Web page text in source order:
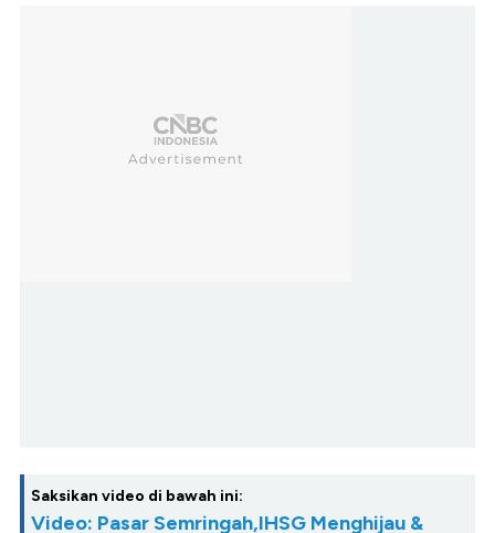
Saksikan video di bawah ini:
Video: Pasar Semringah,IHSG Menghijau &